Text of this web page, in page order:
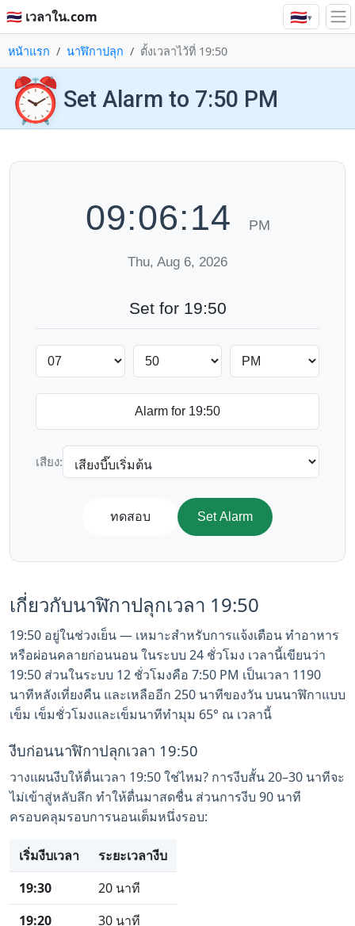
🇹🇭 เวลาใน.com 🇹🇭▾
หน้าแรก นาฬิกาปลุก ตั้งเวลาไว้ที่ 19:50
⏰ Set Alarm to 7:50 PM
09:06:15 PM
Thu, Aug 6, 2026
Set for 19:50
เสียง:
ทดสอบ Set Alarm
เกี่ยวกับนาฬิกาปลุกเวลา 19:50
19:50 อยู่ในช่วงเย็น — เหมาะสำหรับการแจ้งเตือน ทำอาหาร
หรือผ่อนคลายก่อนนอน ในระบบ 24 ชั่วโมง เวลานี้เขียนว่า
19:50 ส่วนในระบบ 12 ชั่วโมงคือ 7:50 PM เป็นเวลา 1190
นาทีหลังเที่ยงคืน และเหลืออีก 250 นาทีของวัน บนนาฬิกาแบบ
เข็ม เข็มชั่วโมงและเข็มนาทีทำมุม 65° ณ เวลานี้
งีบก่อนนาฬิกาปลุกเวลา 19:50
วางแผนงีบให้ตื่นเวลา 19:50 ใช่ไหม? การงีบสั้น 20–30 นาทีจะ
ไม่เข้าสู่หลับลึก ทำให้ตื่นมาสดชื่น ส่วนการงีบ 90 นาที
ครอบคลุมรอบการนอนเต็มหนึ่งรอบ:
เริ่มงีบเวลา
ระยะเวลางีบ
19:30
20 นาที
19:20
30 นาที